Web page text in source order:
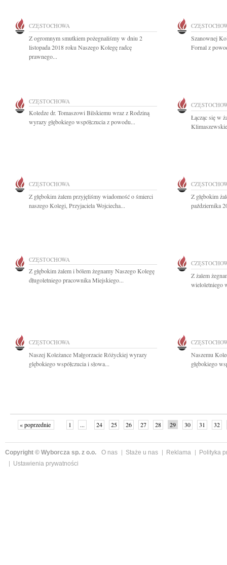
CZĘSTOCHOWA
Z ogromnym smutkiem pożegnaliśmy w dniu 2
listopada 2018 roku Naszego Kolegę radcę
prawnego...
Szanownej
Fornal z
CZĘSTOCHOWA
Koledze dr. Tomaszowi Bilskiemu wraz z Rodziną
wyrazy głębokiego współczucia z powodu...
Łącząc się w
CZĘSTOCHOWA
Z głębokim żalem przyjęliśmy wiadomość o śmierci
naszego Kolegi, Przyjaciela Wojciecha...
Z głębokim
października
CZĘSTOCHOWA
Z głębokim żalem i bólem żegnamy Naszego Kolegę
długoletniego pracownika Miejskiego...
Z żalem
wieloletniego
CZĘSTOCHOWA
Naszej Koleżance Małgorzacie Różyckiej wyrazy
glębokiego współczucia i słowa...
Naszemu
głębokiego
« poprzednie 1 ... 24 25 26 27 28 29 30 31
32
Copyright © Wyborcza sp. z o.o. O nas Staże u nas Reklama
Polityka
Ustawienia prywatności